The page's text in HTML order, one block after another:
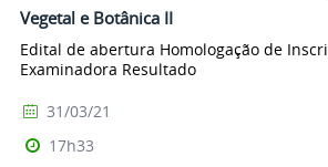
Vegetal e Botânica II
Edital de abertura Homologação de
Examinadora Resultado
31/03/21
17h33